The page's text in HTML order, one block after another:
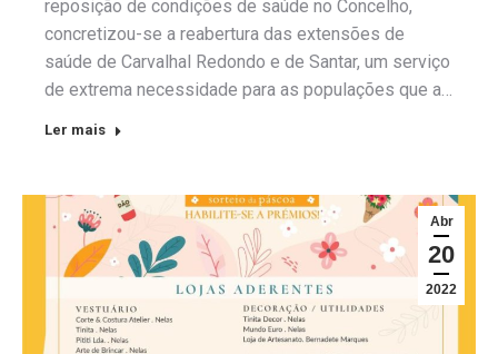
reposição de condições de saúde no Concelho,
concretizou-se a reabertura das extensões de
saúde de Carvalhal Redondo e de Santar, um serviço
de extrema necessidade para as populações que a…
Ler mais
Abr
20
2022